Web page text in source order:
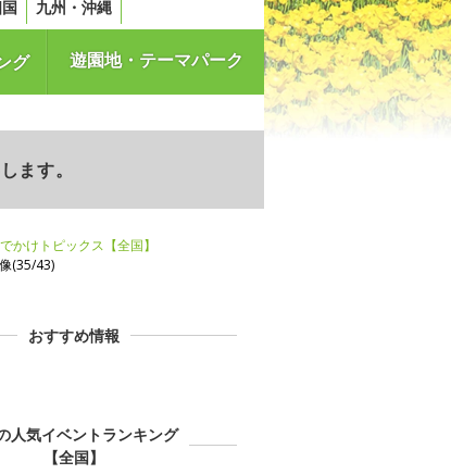
九州・沖縄
グ 遊園地・テーマパーク
ます。
かけトピックス【全国】
(35/43)
おすすめ情報
人気イベントランキング
【全国】